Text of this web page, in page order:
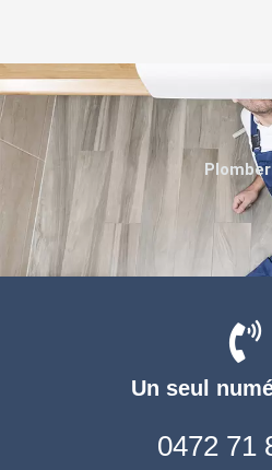
Un seul
0472 71